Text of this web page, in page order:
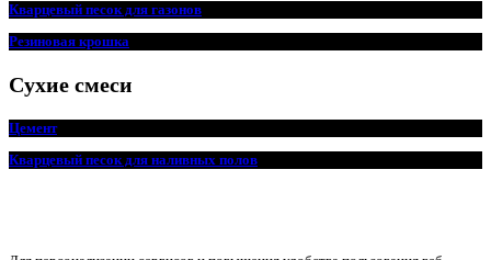
Кварцевый песок для газонов
Резиновая крошка
Сухие смеси
Цемент
Кварцевый песок для наливных полов